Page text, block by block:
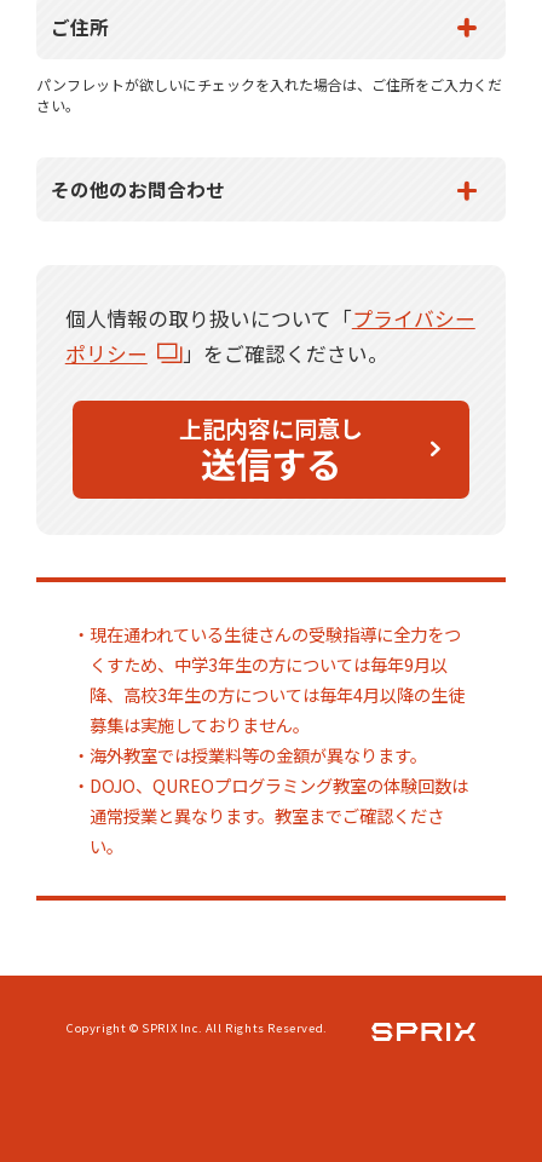
ご住所
パンフレットが欲しいにチェックを入れた場合は、ご住所をご入力くだ
さい。
その他のお問合わせ
個人情報の取り扱いについて「プライバシー
ポリシー
」をご確認ください。
上記内容に同意し
送信する
・現在通われている生徒さんの受験指導に全力をつ
くすため、中学3年生の方については毎年9月以
降、高校3年生の方については毎年4月以降の生徒
募集は実施しておりません。
・海外教室では授業料等の金額が異なります。
・DOJO、QUREOプログラミング教室の体験回数は
通常授業と異なります。教室までご確認くださ
い。
Copyright © SPRIX Inc. All Rights Reserved.